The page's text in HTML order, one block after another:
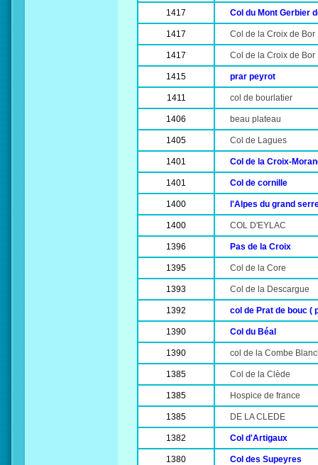
1417 Col du Mont Gerbier
1417 Col de la Croix de Bor
1417 Col de la Croix de Bor
1415 prar peyrot
1411 col de bourlatier
1406 beau plateau
1405 Col de Lagues
1401 Col de la Croix-
1401 Col de cornille
1400 l'Alpes du grand
1400 COL D'EYLAC
1396 Pas de la Croix
1395 Col de la Core
1393 Col de la Descargue
1392 col de Prat de bouc (
1390 Col du Béal
1390 col de la Combe
1385 Col de la Clède
1385 Hospice de france
1385 DE LA CLEDE
1382 Col d'Artigaux
1380 Col des Supeyres